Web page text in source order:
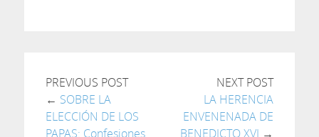
PREVIOUS POST
← SOBRE LA
ELECCIÓN DE LOS
PAPAS: Confesiones
NEXT POST
LA HERENCIA
ENVENENADA DE
BENEDICTO XVI →